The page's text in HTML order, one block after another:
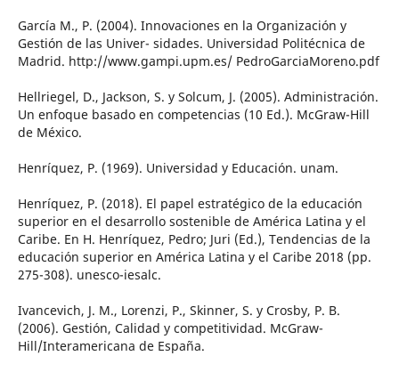
García M., P. (2004). Innovaciones en la Organización y
Gestión de las Univer- sidades. Universidad Politécnica de
Madrid. http://www.gampi.upm.es/ PedroGarciaMoreno.pdf
Hellriegel, D., Jackson, S. y Solcum, J. (2005). Administración.
Un enfoque basado en competencias (10 Ed.). McGraw-Hill
de México.
Henríquez, P. (1969). Universidad y Educación. unam.
Henríquez, P. (2018). El papel estratégico de la educación
superior en el desarrollo sostenible de América Latina y el
Caribe. En H. Henríquez, Pedro; Juri (Ed.), Tendencias de la
educación superior en América Latina y el Caribe 2018 (pp.
275-308). unesco-iesalc.
Ivancevich, J. M., Lorenzi, P., Skinner, S. y Crosby, P. B.
(2006). Gestión, Calidad y competitividad. McGraw-
Hill/Interamericana de España.